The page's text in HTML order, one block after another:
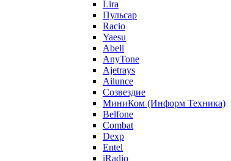
Lira
Пульсар
Racio
Yaesu
Abell
AnyTone
Ajetrays
Ailunce
Созвездие
МиниКом (Информ Техника)
Belfone
Combat
Dexp
Entel
iRadio